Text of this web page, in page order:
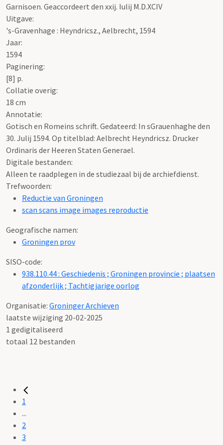
Garnisoen. Geaccordeert den xxij. Iulij M.D.XCIV
Uitgave:
's-Gravenhage : Heyndricsz., Aelbrecht, 1594
Jaar:
1594
Paginering:
[8] p.
Collatie overig:
18 cm
Annotatie:
Gotisch en Romeins schrift. Gedateerd: In sGrauenhaghe den
30. Julij 1594. Op titelblad: Aelbrecht Heyndricsz. Drucker
Ordinaris der Heeren Staten Generael.
Digitale bestanden:
Alleen te raadplegen in de studiezaal bij de archiefdienst.
Trefwoorden:
Reductie van Groningen
scan scans image images reproductie
Geografische namen:
Groningen prov
SISO-code:
938.110.44 : Geschiedenis ; Groningen provincie ; plaatsen
afzonderlijk ; Tachtigjarige oorlog
Organisatie: Groninger Archieven
laatste wijziging 20-02-2025
1 gedigitaliseerd
totaal 12 bestanden
1
...
2
3